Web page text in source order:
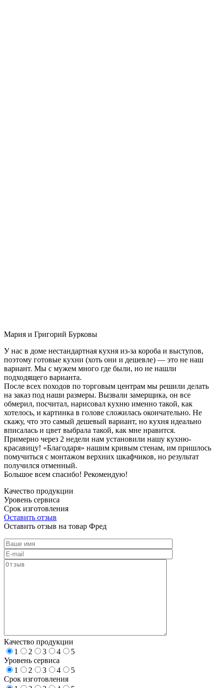
Мария и Григорий Бурковы
У нас в доме нестандартная кухня из-за короба и выступов,
поэтому готовые кухни (хоть они и дешевле) — это не наш
вариант. Мы с мужем много где были, но не нашли
подходящего варианта.
После всех походов по торговым центрам мы решили делать
на заказ под наши размеры. Вызвали замерщика, он все
обмерил, посчитал, нарисовал кухню именно такой, как
хотелось, и картинка в голове сложилась окончательно. Не
скажу, что это самый дешевый вариант, но кухня идеально
вписалась и цвет выбрала такой, как мне нравится.
Примерно через 2 недели нам установили нашу кухню-
красавицу! «Благодаря» нашим кривым стенам, им пришлось
помучиться с монтажом верхних шкафчиков, но результат
получился отменный.
Большое всем спасибо! Рекомендую!
Качество продукции
Уровень сервиса
Срок изготовления
Оставить отзыв
Оставить отзыв на товар Фред
Качество продукции
1
2 3 4
5
Уровень сервиса
1
2 3 4
5
Срок изготовления